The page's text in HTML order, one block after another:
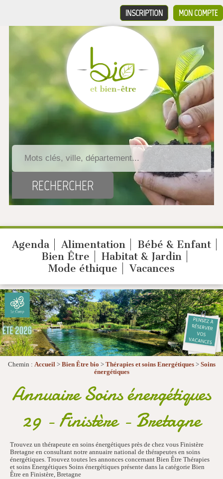
MON COMPTE
INSCRIPTION
Agenda Alimentation
Bébé & Enfant
Bien Être
Habitat & Jardin
Mode éthique
Vacances
Chemin : Accueil> Bien Être bio > Thérapies et soins Energétiques > Soins
énergétiques
Annuaire Soins énergétiques
29 - Finistère - Bretagne
Trouvez un thérapeute en soins énergétiques près de chez vous Finistère
Bretagne en consultant notre annuaire national de thérapeutes en soins
énergétiques. Trouvez toutes les annonces concernant Bien Être Thérapies
et soins Energétiques Soins énergétiques présente dans la catégorie Bien
Être en Finistère, Bretagne